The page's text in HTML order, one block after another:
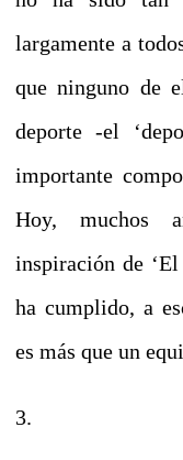
largamente a
que ninguno de
deporte -el
importante
Hoy, muchos
inspiración de ‘El
ha cumplido, a
es más que un
3.